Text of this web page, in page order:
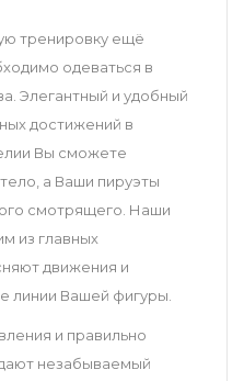
тренировку ещё
одеваться в
Элегантный и удобный
достижений в
Вы сможете
а Ваши пируэты
смотрящего. Наши
из главных
движения и
линии Вашей фигуры.
и правильно
незабываемый